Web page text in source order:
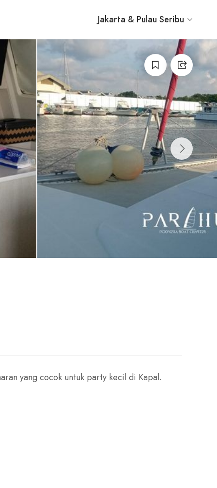
Jakarta & Pulau Seribu
yang cocok untuk party kecil di Kapal.